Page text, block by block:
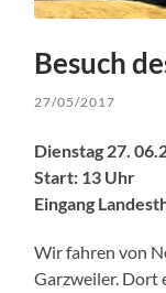
Besuch
27/05/2017
Dienstag 27.
Start: 13 Uhr
Eingang
Wir fahren von
Garzweiler. Dort